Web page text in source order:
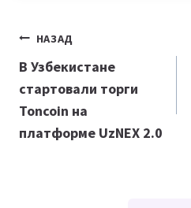
Навигация
по
записям
НАЗАД
В Узбекистане
стартовали торги
Toncoin на
платформе UzNEX 2.0